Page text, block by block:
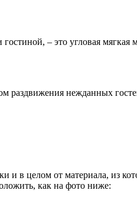
– это угловая мягкая
нежданных гостей
и в целом от материала, из
как на фото ниже: